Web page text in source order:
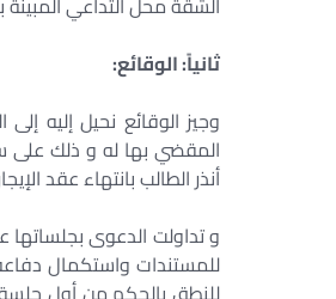
ثانياً: الوقائع:
وجيز الوقائع نحيل إليه
المقضي بها له و ذلك على
أنذر الطالب بانتهاء عقد
و تداولت الدعوى
للمستندات واستكمال